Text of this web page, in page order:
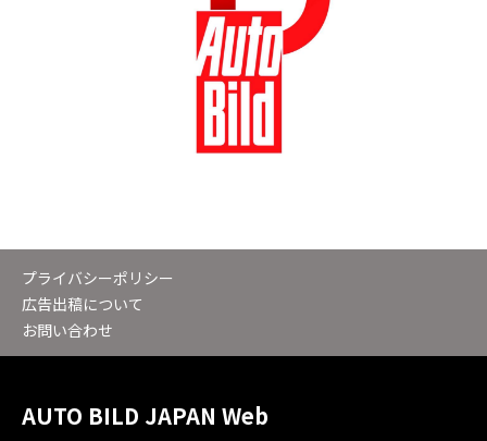
プライバシーポリシー
広告出稿について
お問い合わせ
AUTO BILD JAPAN Web